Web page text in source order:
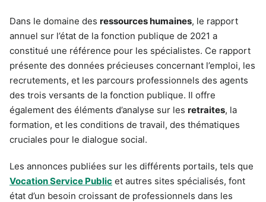
Dans le domaine des ressources humaines, le rapport
annuel sur l’état de la fonction publique de 2021 a
constitué une référence pour les spécialistes. Ce rapport
présente des données précieuses concernant l’emploi, les
recrutements, et les parcours professionnels des agents
des trois versants de la fonction publique. Il offre
également des éléments d’analyse sur les retraites, la
formation, et les conditions de travail, des thématiques
cruciales pour le dialogue social.
Les annonces publiées sur les différents portails, tels que
Vocation Service Public et autres sites spécialisés, font
état d’un besoin croissant de professionnels dans les